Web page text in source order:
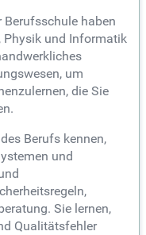
Berufsschule haben
Physik und Informatik
um
die Sie
Berufs kennen,
und
Sie lernen,
Qualitätsfehler